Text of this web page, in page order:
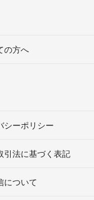
の方へ
シーポリシー
引法に基づく表記
について